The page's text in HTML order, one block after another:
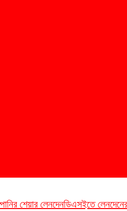
শেয়ার লেনদেনডিএসইতে লেনদেনের